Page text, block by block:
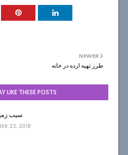
NEWER
طرز تهيه ارده در خانه
LIKE THESE POSTS
سیب
22, 2018